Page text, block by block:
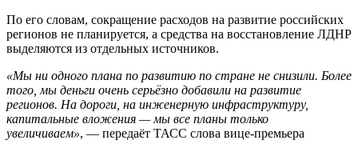
По его словам, сокращение расходов на развитие российских
регионов не планируется, а средства на восстановление ЛДНР
выделяются из отдельных источников.
«Мы ни одного плана по развитию по стране не снизили. Более
того, мы деньги очень серьёзно добавили на развитие
регионов. На дороги, на инженерную инфраструктуру,
капитальные вложения — мы все планы только
увеличиваем», — передаёт ТАСС слова вице-премьера